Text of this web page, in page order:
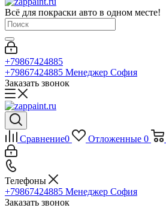
Всё для покраски авто в одном месте!
+79867424885
+79867424885 Менеджер София
Заказать звонок
Сравнение0 Отложенные 0
Телефоны
+79867424885 Менеджер София
Заказать звонок